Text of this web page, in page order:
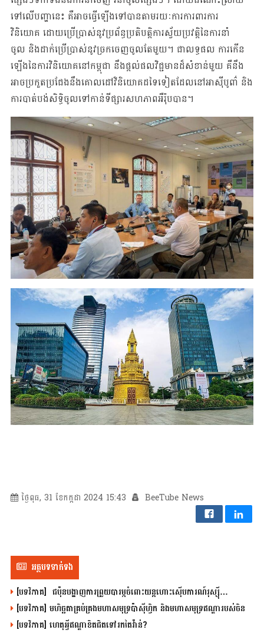
ទៅលើបញ្ហានេះ គឺអាចធ្វើឡើងទៅបានតាមរយៈការការពារការ
វិនិយោគ ដោយប្រើប្រាស់នូវប្រព័ន្ធប្រតិបត្តិការស្វ័យប្រវត្តិនៃការនាំ
ចូល និងដាក់ប្រើប្រាស់នូវច្រកចេញចូលតែមួយ។ ជាលទ្ធផល ការកើន
ឡើងនៃការវិនិយោគនៅកម្ពុជា នឹងផ្តល់ផលវិជ្ជមានដ៏សំខាន់មួយ គឺនឹង
អាចប្រកួតប្រជែងនឹងគោលដៅវិនិយោគដទៃទៀតដែលនៅអាស៊ីបូពា៌ និង
ការបាត់បង់សិទ្ធិចូលទៅកាន់ទីផ្សារសហភាពអឺរ៉ុបបាន។
ថ្ងៃពុធ, 31 ខែកក្កដា 2024 15:43 BeeTube News
អត្ថបទទាក់ទង
[បទវិភាគ] ជប៉ុនបង្ហាញការព្រួយបារម្ភចំពោះយន្តហោះស៊ើបការណ៍រុស្ស៊ី…
[បទវិភាគ] មហិច្ឆតាគ្រប់គ្រងមហាសមុទ្រប៉ាស៊ីហ្វិក និងមហាសមុទ្រឥណ្ឌារបស់ចិន
[បទវិភាគ] ហេតុអ្វីឥណ្ឌាខិតជិតទៅរកតៃវ៉ាន់?